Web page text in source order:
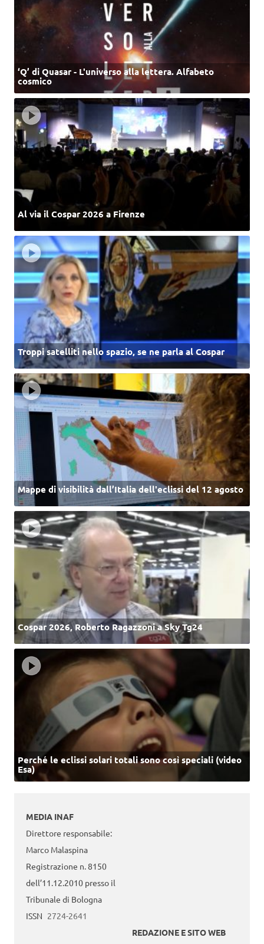
‘Q’ di Quasar - L'universo alla lettera. Alfabeto
cosmico
Al via il Cospar 2026 a Firenze
Troppi satelliti nello spazio, se ne parla al Cospar
Mappe di visibilità dall’Italia dell'eclissi del 12 agosto
Cospar 2026, Roberto Ragazzoni a Sky Tg24
Perché le eclissi solari totali sono così speciali (video
Esa)
MEDIA INAF
Direttore responsabile:
Marco Malaspina
Registrazione n. 8150
dell’11.12.2010 presso il
Tribunale di Bologna
ISSN 2724-2641
REDAZIONE E SITO WEB